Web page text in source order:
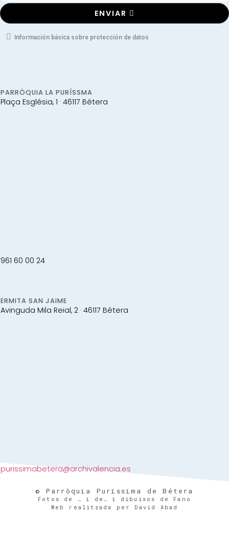
ENVIAR
Información básica sobre protección de datos
PARRÒQUIA LA PURÍSSMA
Plaça Església, 1 · 46117 Bétera
961 60 00 24
ERMITA SAN JAIME
Avinguda Mila Reial, 2 · 46117 Bétera
purissimabetera@archivalencia.es
© Parròquia Puríssima de Bétera
Fotos de … i de… i dibuixos de Fano
Web realitzada per David Abad